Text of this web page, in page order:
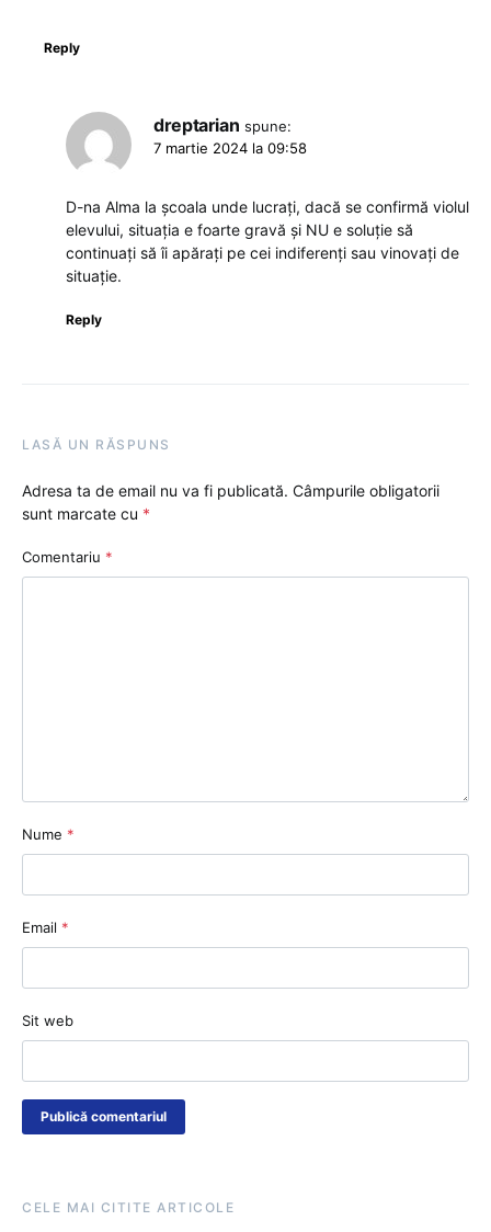
Reply
dreptarian spune:
7 martie 2024 la 09:58
D-na Alma la școala unde lucrați, dacă se confirmă violul
elevului, situația e foarte gravă și NU e soluție să
continuați să îi apărați pe cei indiferenți sau vinovați de
situație.
Reply
LASĂ UN RĂSPUNS
Adresa ta de email nu va fi publicată. Câmpurile obligatorii
sunt marcate cu *
Comentariu *
Nume *
Email *
Sit web
CELE MAI CITITE ARTICOLE